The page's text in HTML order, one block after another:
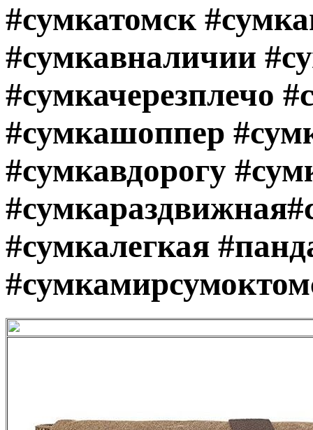
#сумкатомск
#сумкавналичии
#сумкачерезплечо
#сумкашоппер
#сумкавдорогу
#сумкалегкая